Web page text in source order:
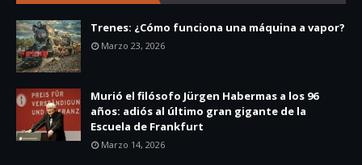
Trenes: ¿Cómo funciona una máquina a vapor?
Marzo 23, 2026
Murió el filósofo Jürgen Habermas a los 96
años: adiós al último gran gigante de la
Escuela de Frankfurt
Marzo 14, 2026